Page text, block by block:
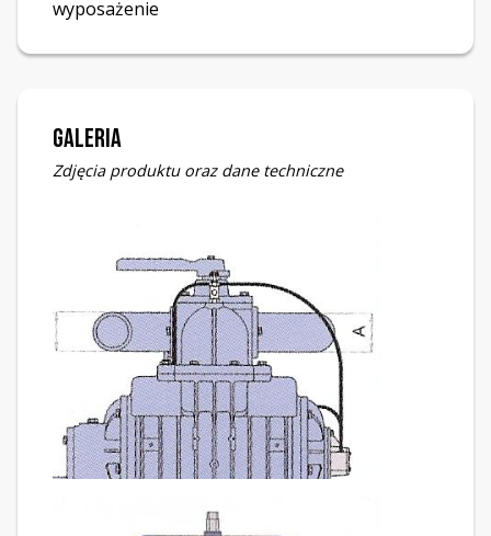
wyposażenie
Galeria
Zdjęcia produktu oraz dane techniczne